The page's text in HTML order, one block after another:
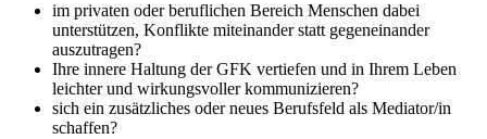
im privaten oder beruflichen Bereich Menschen dabei
unterstüt­zen, Konflikte miteinander statt gegeneinander
auszutragen?
Ihre innere Haltung der GFK vertiefen und in Ihrem Leben
leich­ter und wirkungsvoller kommunizieren?
sich ein zusätzliches oder neues Berufsfeld als Mediator/in
schaffen?